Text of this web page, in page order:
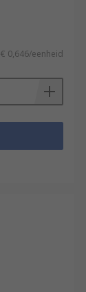
€ 0,646/eenheid